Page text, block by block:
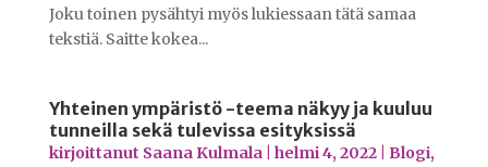
Joku toinen pysähtyi myös lukiessaan tätä samaa
tekstiä. Saitte kokea...
Yhteinen ympäristö -teema näkyy ja kuuluu
tunneilla sekä tulevissa esityksissä
kirjoittanut Saana Kulmala| helmi 4, 2022| Blogi,